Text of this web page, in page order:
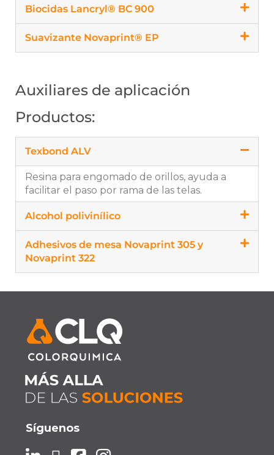
Biocidas Lancryl® BC 900
Suavizante Novaprint® EP
Auxiliares de aplicación
Productos:
Texbond ALV
Resina para engomado de orillos, ayuda a
facilitar el paso por rama de las telas.
Alcohol polivinílico
Adhesivos de mesa Novaprint 305 y
Novaprint 322
Síguenos